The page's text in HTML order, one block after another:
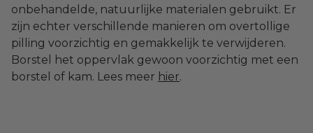
onbehandelde, natuurlijke materialen gebruikt. Er
zijn echter verschillende manieren om overtollige
pilling voorzichtig en gemakkelijk te verwijderen.
Borstel het oppervlak gewoon voorzichtig met een
borstel of kam. Lees meer hier.